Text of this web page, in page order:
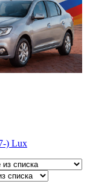
) Lux